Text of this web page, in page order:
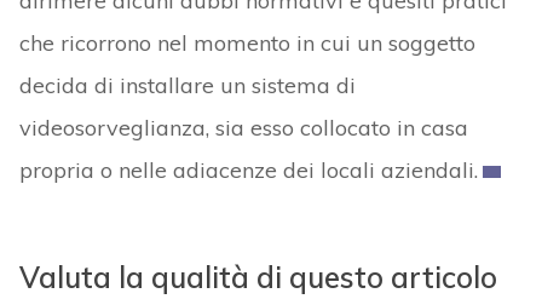
che ricorrono nel momento in cui un soggetto
decida di installare un sistema di
videosorveglianza, sia esso collocato in casa
propria o nelle adiacenze dei locali aziendali.
Valuta la qualità di questo articolo